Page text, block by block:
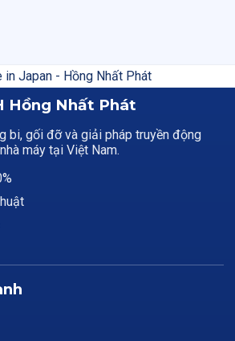
Hồng Nhất Phát
bi, gối đỡ và giải pháp truyền động
máy tại Việt Nam.